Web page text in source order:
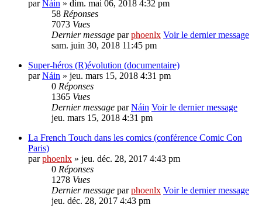
parNáin » dim. mai 06, 2018 4:32 pm
58 Réponses
7073 Vues
Dernier message parphoenlx Voir le dernier message
sam. juin 30, 2018 11:45 pm
Super-héros (R)évolution (documentaire)
parNáin » jeu. mars 15, 2018 4:31 pm
0 Réponses
1365 Vues
Dernier message parNáin Voir le dernier message
jeu. mars 15, 2018 4:31 pm
La French Touch dans les comics (conférence Comic Con
Paris)
parphoenlx » jeu. déc. 28, 2017 4:43 pm
0 Réponses
1278 Vues
Dernier message parphoenlx Voir le dernier message
jeu. déc. 28, 2017 4:43 pm